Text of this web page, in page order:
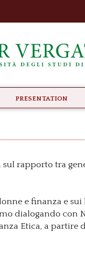
PRESENTATION
rapporto tra
e finanza e
dialogando con
Etica, a